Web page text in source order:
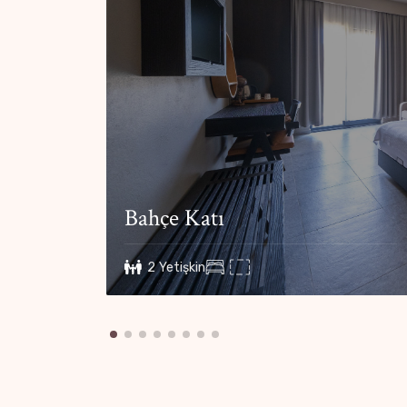
Bahçe Katı
2 Yetişkin